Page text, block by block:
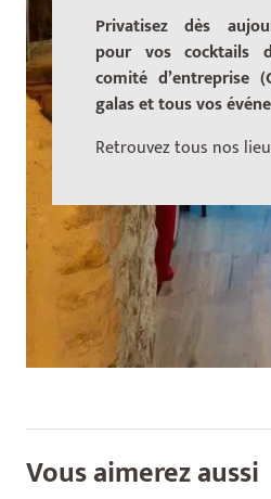
Privatisez dès
pour vos cocktails
comité d’entreprise
galas et tous vos
Retrouvez tous nos
Vous aimerez aussi